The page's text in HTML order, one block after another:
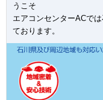
うこそ
エアコンセンターACで
ております。